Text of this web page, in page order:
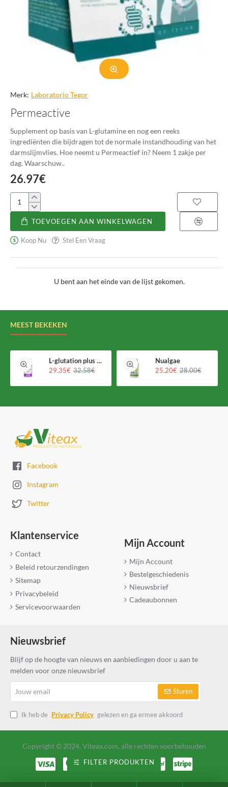
Merk: Laboratorio Tegor
Permeactive
Supplement op basis van L-glutamine en nog een reeks
ingrediënten die bijdragen tot de normale instandhouding van het
darmslijmvlies. Hoe neemt u Permeactief in? Neem 1 zakje per
dag. Waarschuw..
26.97€
Permeactive
TOEVOEGEN AAN WINKELWAGEN
Koop Nu Stel Een Vraag
U bent aan het einde van de lijst gekomen.
MEEST BEKEKEN
L-glutation plus Holomega
29.35€ 32.58€
Nualgae
25.20€ 28.00€
Facebook
Instagram
Twitter
Klantenservice
Contact
Beleid retourzendingen
Sitemap
Privacybeleid
Servicevoorwaarden
Mijn Account
Mijn Account
Bestelgeschiedenis
Nieuwsbrief
Cadeaubonnen
Nieuwsbrief
Blijf op de hoogte van nieuws en aanbiedingen door u aan te
melden voor onze nieuwsbrief
email
Sturen
Ik heb de Privacy Policy gelezen en ga ermee akkoord
Copyright © 2024, Viteax.com, alle rechten voorbehouden
FILTER PRODUKTEN